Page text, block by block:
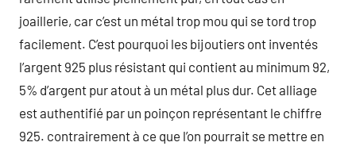
joaillerie, car c’est un métal trop mou qui se tord trop
facilement. C’est pourquoi les bijoutiers ont inventés
l’argent 925 plus résistant qui contient au minimum 92,
5% d’argent pur atout à un métal plus dur. Cet alliage
est authentifié par un poinçon représentant le chiffre
925. contrairement à ce que l’on pourrait se mettre en